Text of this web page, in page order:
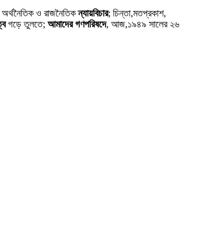
অর্থনৈতিক ও রাজনৈতিকন্যায়বিচার; চিন্তা,মতপ্রকাশ,
গড়ে তুলতে; আমাদের গণপরিষদে, আজ,১৯৪৯ সালের ২৬